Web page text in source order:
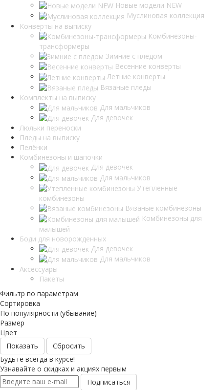
Новые модели NEW
Муслиновая коллекция
Конверты на выписку
Комбинезоны-
трансформеры
Зимние с пледом
Весенние конверты
Летние конверты
Вязаные пледы
Комплекты на выписку
Для мальчиков
Для девочек
Люльки переноски
Пледы на выписку
Пелёнки
Комбинезоны и шапочки
Для девочек
Для мальчиков
Утепленные
комбинезоны
Вязаные комбинезоны
Комбинезоны для
малышей
Боди для новорожденных
Для девочек
Для мальчиков
Аксессуары
Пакеты
Фильтр по параметрам
Сортировка
По популярности (убывание)
Размер
Цвет
Сбросить
Будьте всегда в курсе!
Узнавайте о скидках и акциях первым